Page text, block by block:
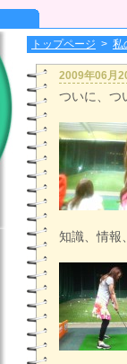
トップページ > 私
2009年06月
ついに、つ
知識、情報